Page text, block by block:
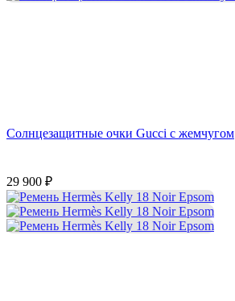
Солнцезащитные очки Gucci с жемчугом
29 900 ₽